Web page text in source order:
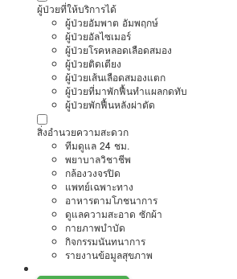
ผู้ป่วยที่ให้บริการได้
ผู้ป่วยอัมพาต อัมพฤกษ์
ผู้ป่วยอัลไซเมอร์
ผู้ป่วยโรคหลอดเลือดสมอง
ผู้ป่วยติดเตียง
ผู้ป่วยเส้นเลือดสมองแตก
ผู้ป่วยที่มาพักฟื้นทำแผลกดทับ
ผู้ป่วยพักฟื้นหลังผ่าตัด
สิ่งอำนวยความสะดวก
ทีมดูแล 24 ชม.
พยาบาลวิชาชีพ
กล้องวงจรปิด
แพทย์เฉพาะทาง
อาหารตามโภชนาการ
ดูแลความสะอาด ซักผ้า
กายภาพบำบัด
กิจกรรมนันทนาการ
รายงานข้อมูลสุขภาพ